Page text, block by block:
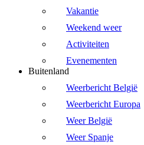
Vakantie
Weekend weer
Activiteiten
Evenementen
Buitenland
Weerbericht België
Weerbericht Europa
Weer België
Weer Spanje